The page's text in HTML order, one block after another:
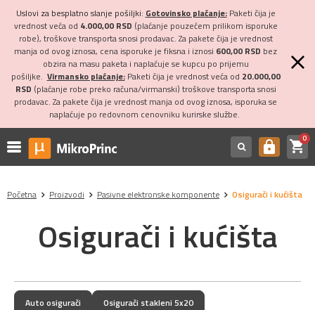
Uslovi za besplatno slanje pošiljki: Gotovinsko plaćanje:Paketi čija je
vrednost veća od 4.000,00 RSD (plaćanje pouzećem prilikom isporuke
robe), troškove transporta snosi prodavac. Za pakete čija je vrednost
manja od ovog iznosa, cena isporuke je fiksna i iznosi 600,00 RSD bez
obzira na masu paketa i naplaćuje se kupcu po prijemu
pošiljke. Virmansko plaćanje:Paketi čija je vrednost veća od 20.000,00
RSD (plaćanje robe preko računa/virmanski) troškove transporta snosi
prodavac. Za pakete čija je vrednost manja od ovog iznosa, isporuka se
naplaćuje po redovnom cenovniku kurirske službe.
https shopping_cart0
Početna Proizvodi Pasivne elektronske komponente Osigurači i kućišta
Osigurači i kućišta
Auto osigurači
Osigurači stakleni 5x20